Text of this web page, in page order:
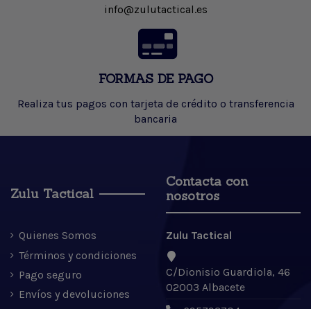
info@zulutactical.es
FORMAS DE PAGO
Realiza tus pagos con tarjeta de crédito o transferencia
bancaria
Zulu Tactical
Quienes Somos
Términos y condiciones
Pago seguro
Envíos y devoluciones
Contacta con
nosotros
Zulu Tactical
C/Dionisio Guardiola, 46
02003 Albacete